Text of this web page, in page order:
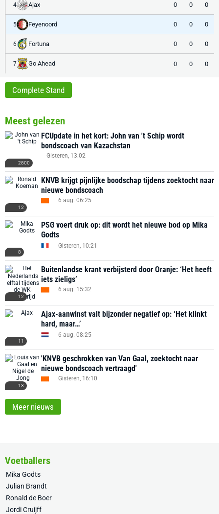
4 Ajax 0 0 0
5 Feyenoord 0 0 0
6 Fortuna 0 0 0
7 Go Ahead 0 0 0
Complete Stand
Meest gelezen
2800
FCUpdate in het kort: John van 't Schip wordt
bondscoach van Kazachstan
Gisteren, 13:02
12
KNVB krijgt pijnlijke boodschap tijdens zoektocht naar
nieuwe bondscoach
6 aug. 06:25
8
PSG voert druk op: dit wordt het nieuwe bod op Mika
Godts
Gisteren, 10:21
12
Buitenlandse krant verbijsterd door Oranje: ‘Het heeft
iets zieligs’
6 aug. 15:32
11
Ajax-aanwinst valt bijzonder negatief op: ‘Het klinkt
hard, maar…’
6 aug. 08:25
13
'KNVB geschrokken van Van Gaal, zoektocht naar
nieuwe bondscoach vertraagd'
Gisteren, 16:10
Meer nieuws
Voetballers
Mika Godts
Julian Brandt
Ronald de Boer
Jordi Cruijff